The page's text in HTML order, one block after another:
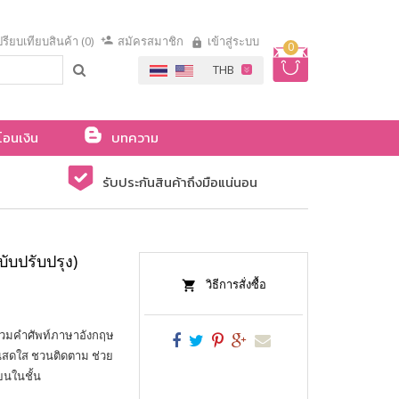
0
รียบเทียบสินค้า (0) สมัครสมาชิก เข้าสู่ระบบ
นเงิน
บทความ
รับประกันสินค้าถึงมือแน่นอน
บปรับปรุง)
มคำศัพท์ภาษาอังกฤษ
ดใส ชวนติดตาม ช่วย
นในชั้น
วิธีการสั่งซื้อ